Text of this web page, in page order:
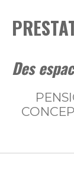
Des